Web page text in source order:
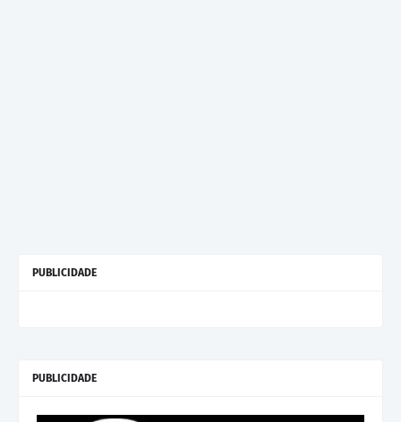
PUBLICIDADE
PUBLICIDADE